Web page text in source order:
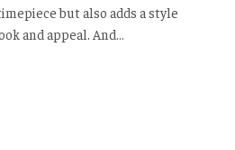
but also adds a style
and appeal. And…